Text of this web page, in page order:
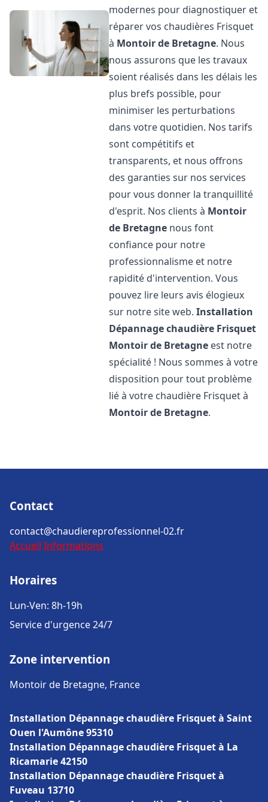
modernes pour diagnostiquer et
réparer vos chaudières Frisquet
à Montoir de Bretagne. Nous
nous assurons que les travaux
soient réalisés dans les délais les
plus brefs possible, pour
minimiser les perturbations
dans votre quotidien. Nos tarifs
sont compétitifs et
transparents, et nous offrons
des garanties sur nos services
pour vous donner la tranquillité
d'esprit. Nos clients à Montoir
de Bretagne nous font
confiance pour notre
professionnalisme et notre
rapidité d'intervention. Vous
pouvez lire leurs avis élogieux
sur notre site web.Installation
Dépannage chaudière Frisquet
Montoir de Bretagne est notre
spécialité ! Nous sommes à votre
disposition pour tout problème
lié à votre chaudière Frisquet à
Montoir de Bretagne.
Contact
contact@chaudiereprofessionnel-02.fr
Accueil Informations
Horaires
Lun-Ven: 8h-19h
Service d'urgence 24/7
Zone intervention
Montoir de Bretagne, France
Installation Dépannage chaudière Frisquet à Saint
Ouen l'Aumône 95310
Installation Dépannage chaudière Frisquet à La
Ricamarie 42150
Installation Dépannage chaudière Frisquet à
Fuveau 13710